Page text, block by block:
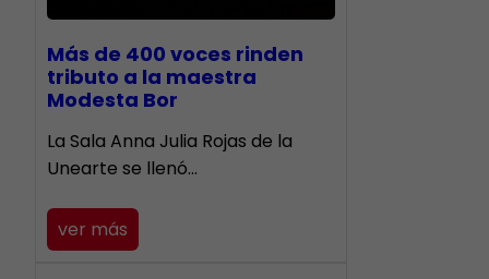
Más de 400 voces rinden
tributo a la maestra
Modesta Bor
​La Sala Anna Julia Rojas de la
Unearte se llenó…
ver más